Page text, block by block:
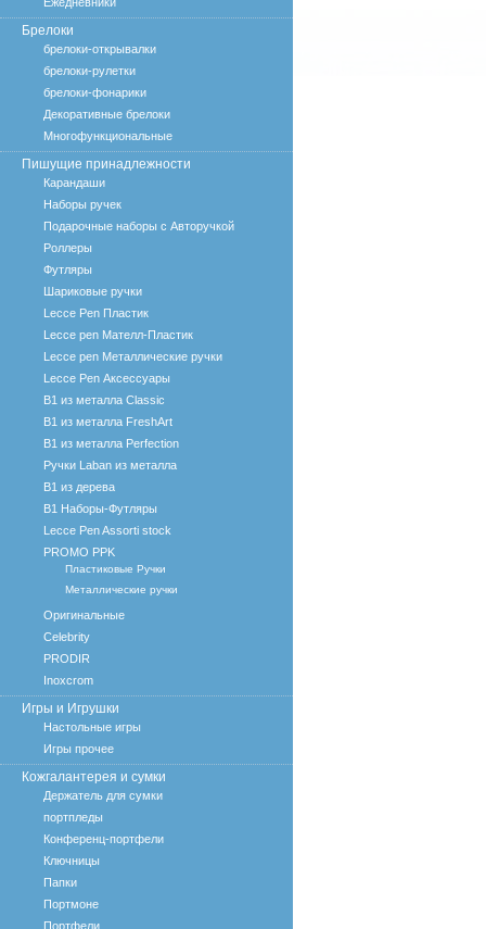
Брелоки
брелоки-открывалки
брелоки-рулетки
брелоки-фонарики
Декоративные брелоки
Многофункциональные
Пишущие принадлежности
Карандаши
Наборы ручек
Подарочные наборы с Авторучкой
Роллеры
Футляры
Шариковые ручки
Lecce Pen Пластик
Lecce pen Мателл-Пластик
Lecce pen Металлические ручки
Lecce Pen Аксессуары
B1 из металла Classic
B1 из металла FreshArt
B1 из металла Perfection
Ручки Laban из металла
B1 из дерева
B1 Наборы-Футляры
Lecce Pen Assorti stock
PROMO PPK
Пластиковые Ручки
Металлические ручки
Оригинальные
Celebrity
PRODIR
Inoxcrom
Игры и Игрушки
Настольные игры
Игры прочее
Кожгалантерея и сумки
Держатель для сумки
портпледы
Конференц-портфели
Ключницы
Папки
Портмоне
Портфели